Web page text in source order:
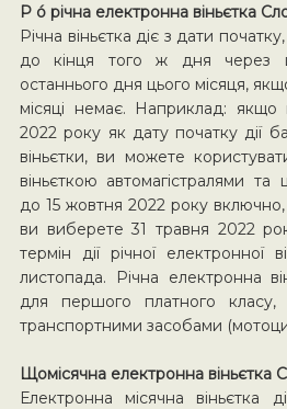
P ó річна електронна віньєтка
Річна віньєтка діє з дати
до кінця того ж дня через
останнього дня цього місяця,
місяці немає. Наприклад: якщо
2022 року як дату початку дії
віньєтки, ви можете
віньєткою автомагістралями
до 15 жовтня 2022 року
ви виберете 31 травня 2022
термін дії річної електронної
листопада. Річна електронна
для першого платного класу,
транспортними засобами
Щомісячна електронна віньєтка
Електронна місячна віньєтка